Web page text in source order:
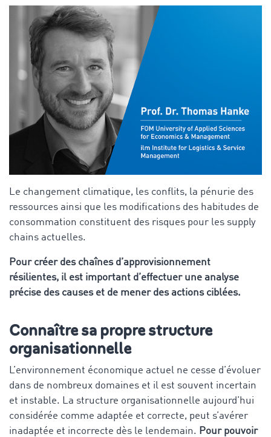
Le changement climatique, les conflits, la pénurie des
ressources ainsi que les modifications des habitudes de
consommation constituent des risques pour les supply
chains actuelles.
Pour créer des chaînes d’approvisionnement
résilientes, il est important d’effectuer une analyse
précise des causes et de mener des actions ciblées.
Connaître sa propre structure
organisationnelle
L’environnement économique actuel ne cesse d’évoluer
dans de nombreux domaines et il est souvent incertain
et instable. La structure organisationnelle aujourd’hui
considérée comme adaptée et correcte, peut s’avérer
inadaptée et incorrecte dès le lendemain. Pour pouvoir